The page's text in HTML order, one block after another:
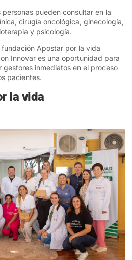
pueden consultar en la
cirugía oncológica, ginecología,
y psicología.
Apostar por la vida
Innovar es una oportunidad para
gestores inmediatos en el proceso
pacientes.
la vida